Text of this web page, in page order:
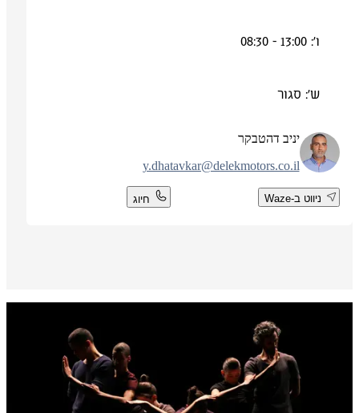
ש': סגור
יניב דהטבקר
y.dhatavkar@delekmotors.co.il
ניווט ב-Waze חיוג